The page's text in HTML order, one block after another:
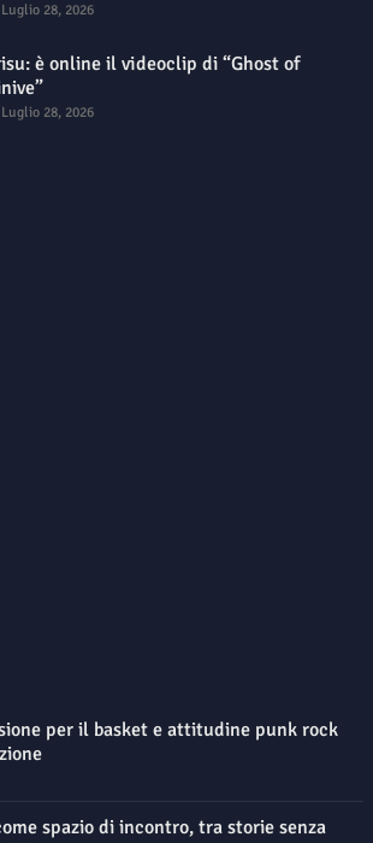
Luglio 28, 2026
è online il videoclip di “Ghost of
Luglio 28, 2026
per il basket e attitudine punk rock
spazio di incontro, tra storie senza